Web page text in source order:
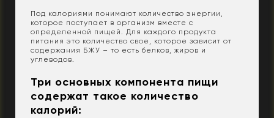
Под калориями понимают количество энергии,
которое поступает в организм вместе с
определенной пищей. Для каждого продукта
питания это количество свое, которое зависит от
содержания БЖУ – то есть белков, жиров и
углеводов.
Три основных компонента пищи
содержат такое количество
калорий: